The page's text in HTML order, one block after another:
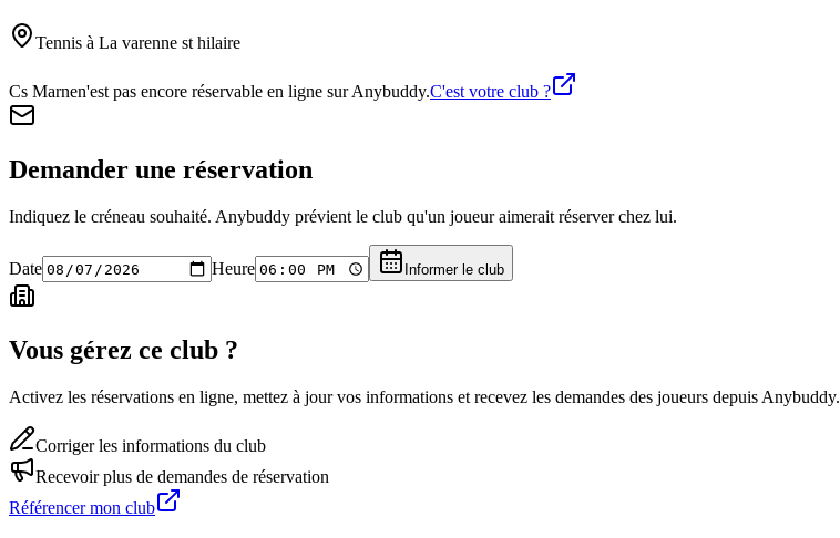
Tennis à La varenne st hilaire
Cs Marnen'est pas encore réservable en ligne sur Anybuddy.C'est votre club ?
Demander une réservation
Indiquez le créneau souhaité. Anybuddy prévient le club qu'un joueur aimerait réserver chez lui.
Date Heure Informer le club
Vous gérez ce club ?
Activez les réservations en ligne, mettez à jour vos informations et recevez les demandes des joueurs depuis Anybuddy.
Corriger les informations du club
Recevoir plus de demandes de réservation
Référencer mon club